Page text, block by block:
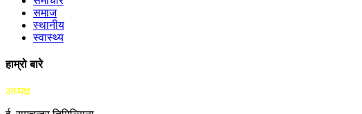
समाज
स्थानीय
स्वास्थ्य
हाम्रो बारे
अध्यक्ष